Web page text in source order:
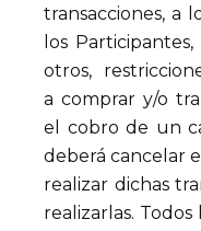
transacciones, a
los
otros,
a comprar y/o
el cobro de un
deberá cancelar
realizar dichas
realizarlas.